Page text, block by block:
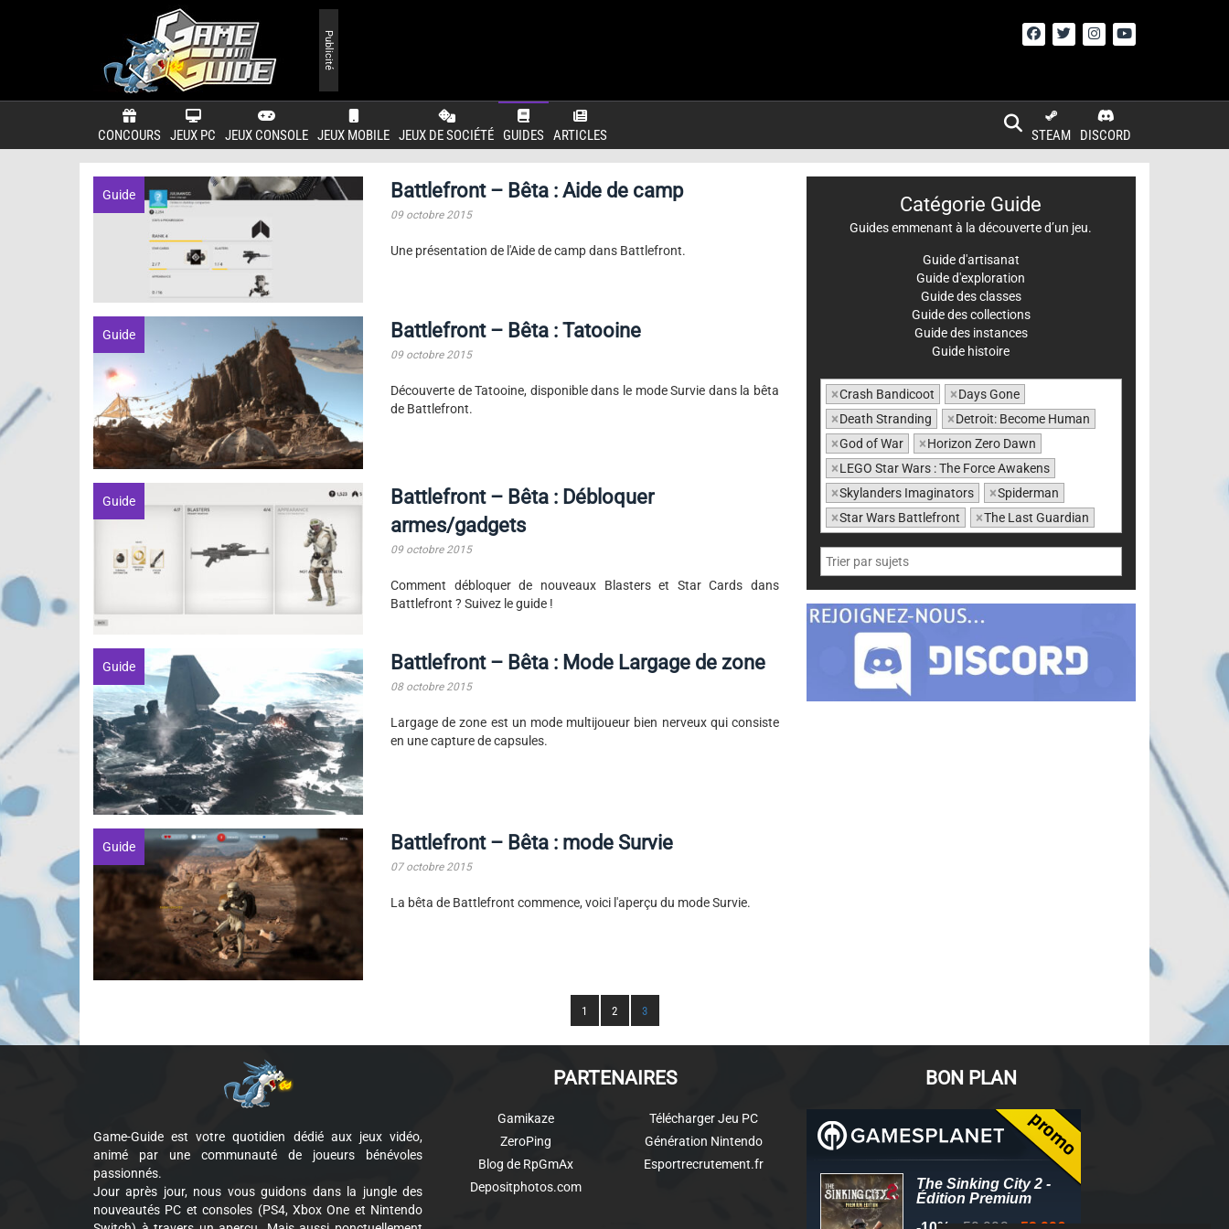
CONCOURS JEUX PC JEUX CONSOLE JEUX MOBILE JEUX DE SOCIÉTÉ GUIDES ARTICLES DISCORD
STEAM
Publicité
Guide Battlefront – Bêta : Aide de camp
09 octobre 2015
Une présentation de l'Aide de camp dans Battlefront.
Guide Battlefront – Bêta : Tatooine
09 octobre 2015
Découverte de Tatooine, disponible dans le mode Survie dans la bêta
de Battlefront.
Guide
Battlefront – Bêta : Débloquer
armes/gadgets
09 octobre 2015
Comment débloquer de nouveaux Blasters et Star Cards dans
Battlefront ? Suivez le guide !
Guide Battlefront – Bêta : Mode Largage de zone
08 octobre 2015
Largage de zone est un mode multijoueur bien nerveux qui consiste
en une capture de capsules.
Guide Battlefront – Bêta : mode Survie
07 octobre 2015
La bêta de Battlefront commence, voici l'aperçu du mode Survie.
Catégorie Guide
Guides emmenant à la découverte d’un jeu.
Guide d'artisanat
Guide d'exploration
Guide des classes
Guide des collections
Guide des instances
Guide histoire
×Crash Bandicoot ×Days Gone
×Death Stranding ×Detroit: Become Human
×God of War ×Horizon Zero Dawn
×LEGO Star Wars : The Force Awakens
×Skylanders Imaginators ×Spiderman
×Star Wars Battlefront ×The Last Guardian
1 2 3
Game-Guide est votre quotidien dédié aux jeux vidéo,
animé par une communauté de joueurs bénévoles
passionnés.
Jour après jour, nous vous guidons dans la jungle des
nouveautés PC et consoles (PS4, Xbox One et Nintendo
PARTENAIRES
Gamikaze
ZeroPing
Blog de RpGmAx
Depositphotos.com
Télécharger Jeu PC
Génération Nintendo
Esportrecrutement.fr
BON PLAN